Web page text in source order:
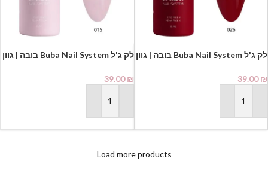
לק ג'ל Buba Nail System בובה | גוון
39.00₪
הוספה לסל
לק ג'ל Buba Nail System בובה | גוון
39.00₪
הוספה לסל
Load more products